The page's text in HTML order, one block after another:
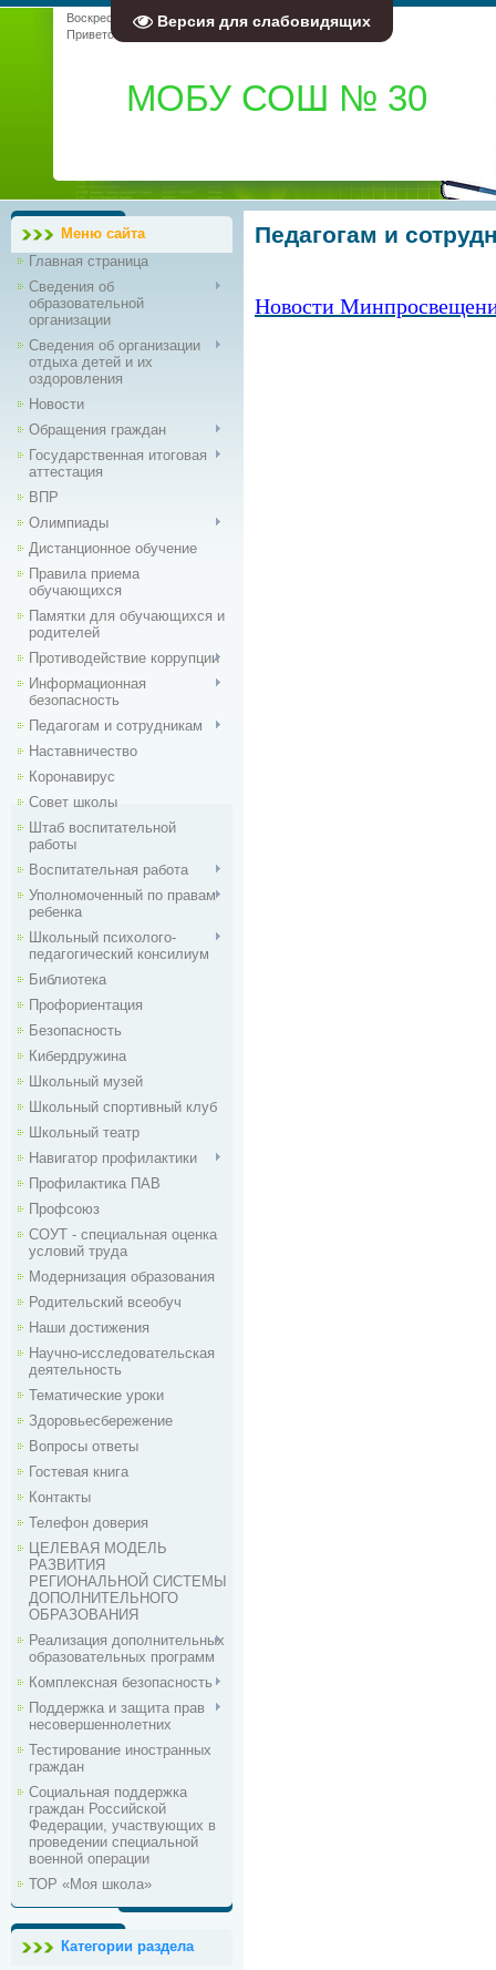
Версия для слабовидящих
Воскресенье, 09.08.2026, 06:08
Приветствую Вас
Гость RSS
МОБУ СОШ № 30
Меню сайта
Главная страница
Сведения об
образовательной
организации
Сведения об организации
отдыха детей и их
оздоровления
Новости
Обращения граждан
Государственная итоговая
аттестация
ВПР
Олимпиады
Дистанционное обучение
Правила приема
обучающихся
Памятки для обучающихся и
родителей
Противодействие коррупции
Информационная
безопасность
Педагогам и сотрудникам
Наставничество
Коронавирус
Совет школы
Штаб воспитательной
работы
Воспитательная работа
Уполномоченный по правам
ребенка
Школьный психолого-
педагогический консилиум
Библиотека
Профориентация
Безопасность
Кибердружина
Школьный музей
Школьный спортивный клуб
Школьный театр
Навигатор профилактики
Профилактика ПАВ
Профсоюз
СОУТ - специальная оценка
условий труда
Модернизация образования
Родительский всеобуч
Наши достижения
Научно-исследовательская
деятельность
Тематические уроки
Здоровьесбережение
Вопросы ответы
Гостевая книга
Контакты
Телефон доверия
ЦЕЛЕВАЯ МОДЕЛЬ
РАЗВИТИЯ
РЕГИОНАЛЬНОЙ СИСТЕМЫ
ДОПОЛНИТЕЛЬНОГО
ОБРАЗОВАНИЯ
Реализация дополнительных
образовательных программ
Комплексная безопасность
Поддержка и защита прав
несовершеннолетних
Тестирование иностранных
граждан
Социальная поддержка
граждан Российской
Федерации, участвующих в
проведении специальной
военной операции
ТОР «Моя школа»
Категории раздела
Педагогам и
Новости